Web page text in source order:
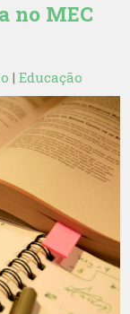
no MEC
|Educação